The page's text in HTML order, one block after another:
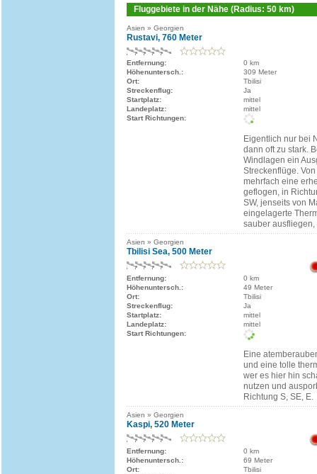
Fluggebiete in der Nähe (Radius: 50 km)
Asien » Georgien
Rustavi, 760 Meter
Entfernung:
0 km
Höhenuntersch.:
309 Meter
Ort:
Tbilisi
Streckenflug:
Ja
Startplatz:
mittel
Landeplatz:
mittel
Start Richtungen:
Eigentlich nur bei
dann oft zu stark.
Windlagen ein
Streckenflüge.
mehrfach eine
geflogen, in
SW, jenseits von
eingelagerte
sauber ausfliegen,
Asien » Georgien
Tbilisi Sea, 500 Meter
Entfernung:
0 km
Höhenuntersch.:
49 Meter
Ort:
Tbilisi
Streckenflug:
Ja
Startplatz:
mittel
Landeplatz:
mittel
Start Richtungen:
Eine
und eine tolle
wer es hier hin
nutzen und
Richtung S, SE, E.
Asien » Georgien
Kaspi, 520 Meter
Entfernung:
0 km
Höhenuntersch.:
69 Meter
Ort:
Tbilisi